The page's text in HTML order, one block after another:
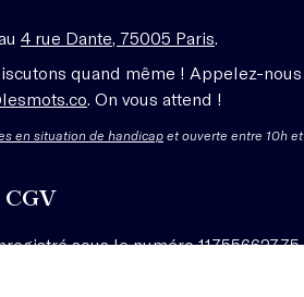
4 rue Dante, 75005 Paris.
quand même ! Appelez-
. On vous attend !
en situation de handicap et ouverte entre 10h et
sous le numéro